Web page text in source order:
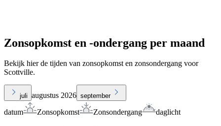
Zonsopkomst en -ondergang per maand
Bekijk hier de tijden van zonsopkomst en zonsondergang voor
Scottville.
juli augustus 2026 september
datum Zonsopkomst Zonsondergang daglicht